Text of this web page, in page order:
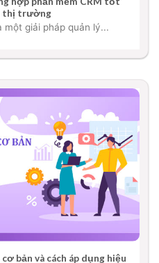
thị trường
một giải pháp quản lý...
bản và cách áp dụng hiệu